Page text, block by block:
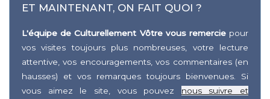
ET MAINTENANT, ON FAIT QUOI ?
L'équipe de Culturellement Vôtre vous remerciepour
vos visites toujours plus nombreuses, votre lecture
attentive, vos encouragements, vos commentaires (en
hausses) et vos remarques toujours bienvenues. Si
vous aimez le site, vous pouvez nous suivre et